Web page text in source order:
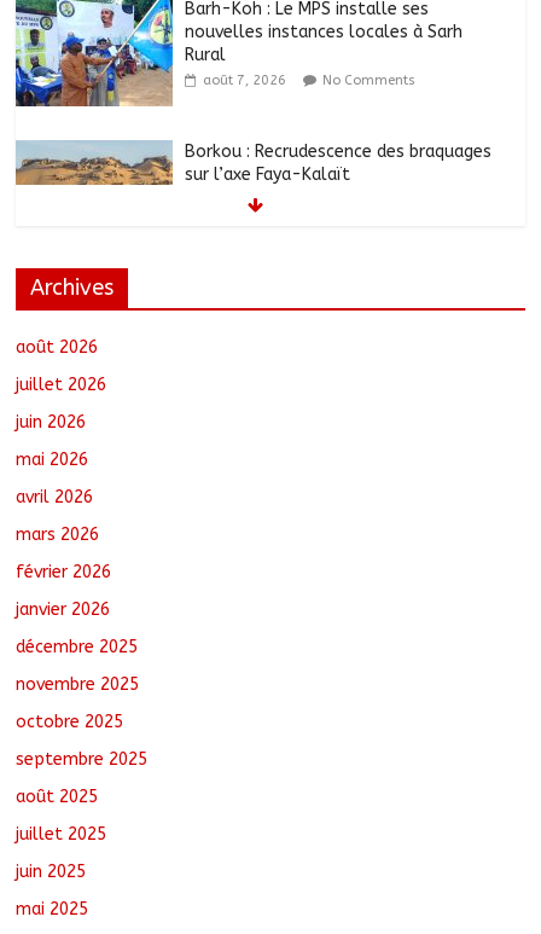
Barh-Koh : Le MPS installe ses
nouvelles instances locales à Sarh
Rural
août 7, 2026 No Comments
Borkou : Recrudescence des braquages
sur l’axe Faya-Kalaït
août 7, 2026
des chantiers municipaux
Archives
août 2026
juillet 2026
juin 2026
mai 2026
avril 2026
mars 2026
février 2026
janvier 2026
décembre 2025
novembre 2025
octobre 2025
septembre 2025
août 2025
juillet 2025
juin 2025
mai 2025